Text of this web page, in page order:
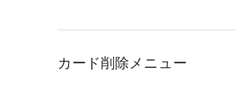
カード削除メニュー